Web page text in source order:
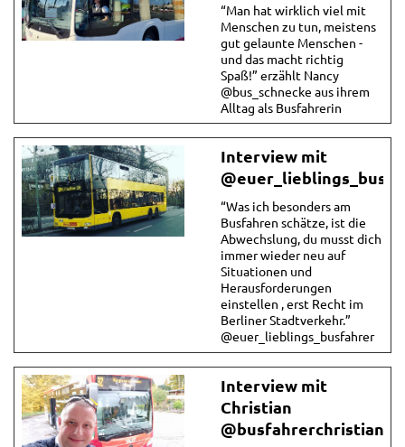
“Man hat wirklich viel mit
Menschen zu tun, meistens
gut gelaunte Menschen -
und das macht richtig
Spaß!” erzählt Nancy
@bus_schnecke aus ihrem
Alltag als Busfahrerin
Interview mit
“Was ich besonders am
Busfahren schätze, ist die
Abwechslung, du musst dich
immer wieder neu auf
Situationen und
Herausforderungen
einstellen , erst Recht im
Berliner Stadtverkehr.”
@euer_lieblings_busfahrer
Interview mit
Christian
@busfahrerchristian